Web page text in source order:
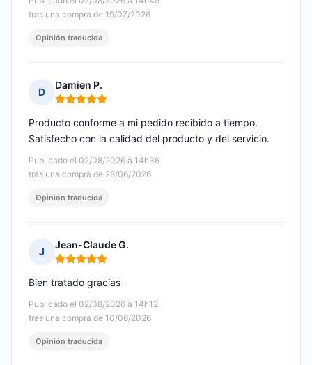
tras una compra de 19/07/2026
Opinión traducida
D
Damien P.
Nota: 5 de 5
Publicado el 02/08/2026 à 14h36
tras una compra de 28/06/2026
Producto conforme a mi pedido recibido a tiempo.
Satisfecho con la calidad del producto y del servicio.
Opinión traducida
J
Jean-Claude G.
Nota: 5 de 5
Publicado el 02/08/2026 à 14h12
tras una compra de 10/06/2026
Bien tratado gracias
Opinión traducida